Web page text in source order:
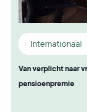
Internationaal
Van verplicht naar
pensioenpremie